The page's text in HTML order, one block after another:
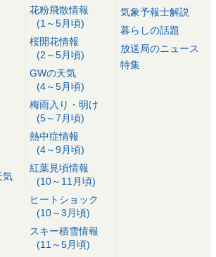
気
花粉飛散情報
(1～5月頃)
桜開花情報
(2～5月頃)
GWの天気
(4～5月頃)
梅雨入り・明け
(5～7月頃)
熱中症情報
(4～9月頃)
紅葉見頃情報
(10～11月頃)
ヒートショック
(10～3月頃)
スキー積雪情報
(11～5月頃)
気象予報士解説
暮らしの話題
放送局のニュース
特集